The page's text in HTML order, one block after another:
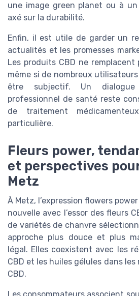
une image green planet ou à
axé sur la durabilité.
Enfin, il est utile de garder un
actualités et les promesses
Les produits CBD ne remplacent
même si de nombreux
être subjectif. Un
professionnel de santé reste
de traitement
particulière.
Fleurs power,
et perspectives
Metz
À Metz, l’expression flowers
nouvelle avec l’essor des fleurs
de variétés de chanvre
approche plus douce et plus
légal. Elles coexistent avec les
CBD et les huiles gélules dans
CBD.